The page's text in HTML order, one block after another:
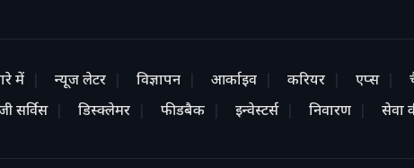
में न्यूज लेटर विज्ञापन आर्काइव करियर एप्स
सर्विस
डिस्क्लेमर फीडबैक इन्वेस्टर्स निवारण सेवा